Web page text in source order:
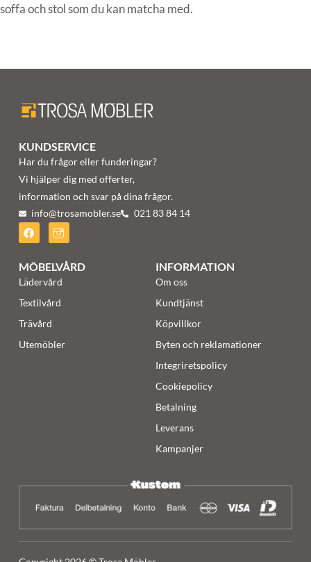
soffa och stol som du kan matcha med.
KUNDSERVICE
Har du frågor eller funderingar?
Vi hjälper dig med offerter,
information och svar på dina frågor.
info@trosamobler.se 021 83 84 14
MÖBELVÅRD
Lädervård
Textilvård
Trävård
Utemöbler
INFORMATION
Om oss
Kundtjänst
Köpvillkor
Byten och reklamationer
Integriretspolicy
Cookiepolicy
Betalning
Leverans
Kampanjer